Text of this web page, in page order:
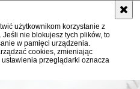
użytkownikom korzystanie z
nie blokujesz tych plików, to
w pamięci urządzenia.
cookies, zmieniając
przeglądarki oznacza